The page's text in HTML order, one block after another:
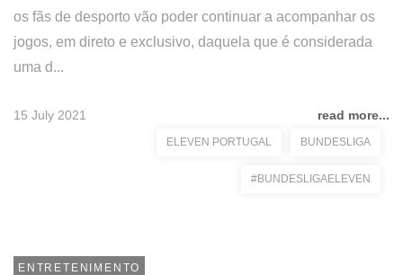
os fãs de desporto vão poder continuar a acompanhar os
jogos, em direto e exclusivo, daquela que é considerada
uma d...
15 July 2021 read more...
ELEVEN PORTUGAL BUNDESLIGA
#BUNDESLIGAELEVEN
ENTRETENIMENTO